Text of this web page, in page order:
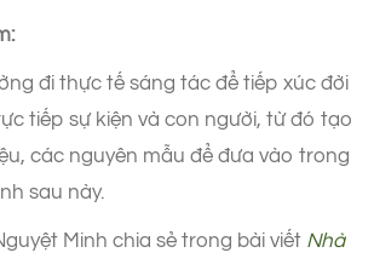
đi thực tế sáng tác để tiếp xúc đời
tiếp sự kiện và con người, từ đó tạo
các nguyên mẫu để đưa vào trong
sau này.
Minh chia sẻ trong bài viết Nhà